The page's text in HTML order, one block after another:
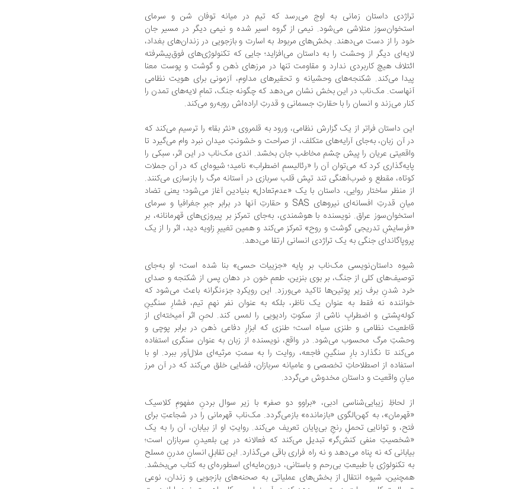
تراژدی داستان زمانی به اوج می‌رسد که تیم در میانه توفان شن و سرمای
استخوان‌سوز متلاشی می‌شود. نیمی از گروه اسیر شده و نیمی دیگر در مسیر جان
خود را از دست می‌دهند. بخش‌های مربوط به اسارت و بازجویی در زندان‌های بغداد،
لایه‌ای دیگر از وحشت را به داستان می‌افزاید؛ جایی که تکنولوژی‌های فوق‌پیشرفته
ائتلاف هیچ کاربردی ندارد و مقاومت تنها در مرزهای ذهن و گوشت و پوست معنا
پیدا می‌کند. شکنجه‌های وحشیانه و تحقیرهای مداوم، آزمونی برای هویت نظامی
آنهاست. مک‌ناب در این بخش نشان می‌دهد که چگونه جنگ، تمامِ لایه‌های تمدن را
کنار می‌زند و انسان را با حقارتِ جسمانی و قدرتِ اراده‌اش روبه‌رو می‌کند.
این داستان فراتر از یک گزارش نظامی، ورود به قلمروی «نثر بقا» را ترسیم می‌کند که
در آن زبان، به‌جای آرایه‌های متکلف، از صراحت و خشونتِ میدان نبرد وام می‌گیرد تا
واقعیتی عریان را پیش چشم مخاطب جان بخشد. اندی مک‌ناب در این اثر، سبکی را
پایه‌گذاری کرد که می‌توان آن را «رئالیسمِ اضطراب» نامید؛ شیوه‌ای که در آن جملات
کوتاه، مقطع و ضرب‌آهنگی تند تپش قلب سربازی در آستانه مرگ را بازسازی می‌کنند.
از منظر ساختار روایی، داستان با یک «عدم‌تعادل» بنیادین آغاز می‌شود؛ یعنی تضاد
میانِ قدرتِ افسانه‌ای نیروهای SAS و حقارتِ آنها در برابر جبرِ جغرافیا و سرمای
استخوان‌سوز عراق. نویسنده با هوشمندی، به‌جای تمرکز بر پیروزی‌های قهرمانانه، بر
«فرسایشِ تدریجی گوشت و روح» تمرکز می‌کند و همین تغییرِ زاویه دید، اثر را از یک
پروپاگاندای جنگی به یک تراژدی انسانی ارتقا می‌دهد.
شیوه داستان‌نویسی مک‌ناب بر پایه «جزییات حسی» بنا شده است؛ او به‌جای
توصیف‌های کلی از جنگ، بر بوی بنزین، طعمِ خون در دهان پس از شکنجه و صدای
خرد شدنِ برف زیر پوتین‌ها تاکید می‌ورزد. این رویکردِ جزء‌نگرانه باعث می‌شود که
خواننده نه فقط به عنوان یک ناظر، بلکه به عنوان نفر نهمِ تیم، فشارِ سنگینِ
کوله‌پشتی و اضطرابِ ناشی از سکوتِ رادیویی را لمس کند. لحنِ اثر آمیخته‌ای از
قاطعیت نظامی و طنزی سیاه است؛ طنزی که ابزارِ دفاعی ذهن در برابر پوچی و
وحشتِ مرگ محسوب می‌شود. در واقع، نویسنده از زبان به عنوان سنگری استفاده
می‌کند تا نگذارد بارِ سنگینِ فاجعه، روایت را به سمتِ مرثیه‌ای ملال‌آور ببرد. او با
استفاده از اصطلاحاتِ تخصصی و عامیانه سربازان، فضایی خلق می‌کند که در آن مرز
میانِ واقعیت و داستان مخدوش می‌گردد.
از لحاظِ زیبایی‌شناسی ادبی، «براوو دو صفر» با زیر سوال بردنِ مفهومِ کلاسیک
«قهرمان»، به کهن‌الگوی «بازمانده» بازمی‌گردد. مک‌ناب قهرمانی را در شجاعتِ برای
فتح، و توانایی تحملِ رنجِ بی‌پایان تعریف می‌کند. روایتِ او از بیابان، آن را به یک
«شخصیتِ منفی کنش‌گر» تبدیل می‌کند که فعالانه در پی بلعیدنِ سربازان است؛
بیابانی که نه پناه می‌دهد و نه راه فراری باقی می‌گذارد. این تقابلِ انسانِ مدرنِ مسلح
به تکنولوژی با طبیعتِ بی‌رحم و باستانی، درون‌مایه‌ای اسطوره‌ای به کتاب می‌بخشد.
همچنین، شیوه انتقال از بخش‌های عملیاتی به صحنه‌های بازجویی و زندان، نوعی